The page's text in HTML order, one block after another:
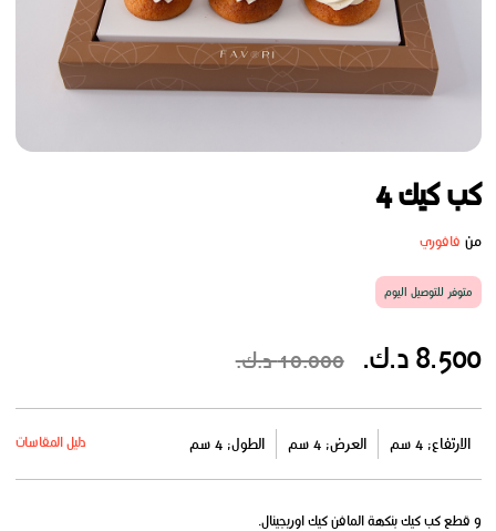
كب كيك 4
من فافوري
متوفر للتوصيل اليوم
8.500 د.ك. 10.000 د.ك.
الارتفاع: 4 سم العرض: 4 سم الطول: 4 سم دليل المقاسات
‎9 قطع كب كيك بنكهة المافن كيك اوريجينال.